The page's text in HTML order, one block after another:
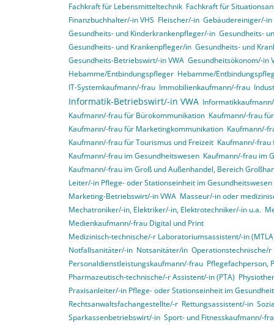
Fachkraft für Lebensmitteltechnik Fachkraft für
Finanzbuchhalter/-in VHS Fleischer/-in Gebäudereiniger/-in
Gesundheits- und Kinderkrankenpfleger/-in Gesundheits-
Gesundheits- und Krankenpfleger/in Gesundheits- und
Gesundheits-Betriebswirt/-in VWA Gesundheitsökonom/-in
Hebamme/Entbindungspfleger Hebamme/
IT-Systemkaufmann/-frau Immobilienkaufmann/-frau
Informatik-Betriebswirt/-in VWA
Kaufmann/-frau für Bürokommunikation Kaufmann/-frau
Kaufmann/-frau für Marketingkommunikation Kaufmann/-
Kaufmann/-frau für Tourismus und Freizeit Kaufmann/-frau
Kaufmann/-frau im Gesundheitswesen Kaufmann/-frau im
Kaufmann/-frau im Groß und Außenhandel, Bereich
Leiter/-in Pflege- oder Stationseinheit im Gesundheitswesen
Marketing-Betriebswirt/-in VWA Masseur/-in oder
Mechatroniker/-in, Elektriker/-in, Elektrotechniker/-in u.a.
Medienkaufmann/-frau Digital und Print
Medizinisch-technische/-r Laboratoriumsassistent/-in
Notfallsanitäter/-in Notsanitäter/in Operationstechnische/
Personaldienstleistungskaufmann/-frau Pflegefachperson,
Pharmazeutisch-technische/-r Assistent/-in (PTA)
Praxisanleiter/-in Pflege- oder Stationseinheit im
Rechtsanwaltsfachangestellte/-r Rettungsassistent/-in
Sparkassenbetriebswirt/-in Sport- und Fitnesskaufmann/-